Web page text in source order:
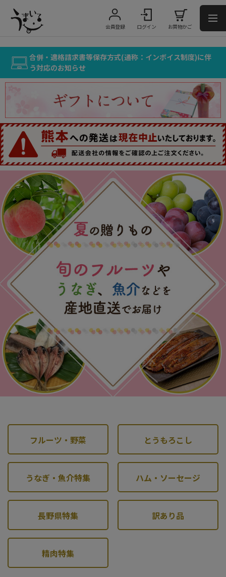
会員登録 ログイン お買物かご
合併・適格請求書等保存方式(通称：インボイス制度)に伴
う対応のお知らせ
フルーツ・野菜 とうもろこし
うなぎ・魚介特集 ハム・ソーセージ
長野県特集 訳あり品
精肉特集